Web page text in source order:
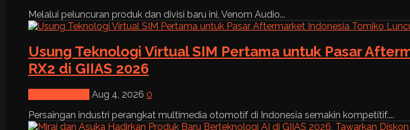
Melalui peluncuran produk dan divisi baru ini, Venom Audio...
Usung Teknologi Virtual SIM Pertama untuk Pasar
RX2 di GIIAS 2026
Aug 4, 2026 0
Persaingan industri perangkat multimedia otomotif di Indonesia semakin kompetitif....